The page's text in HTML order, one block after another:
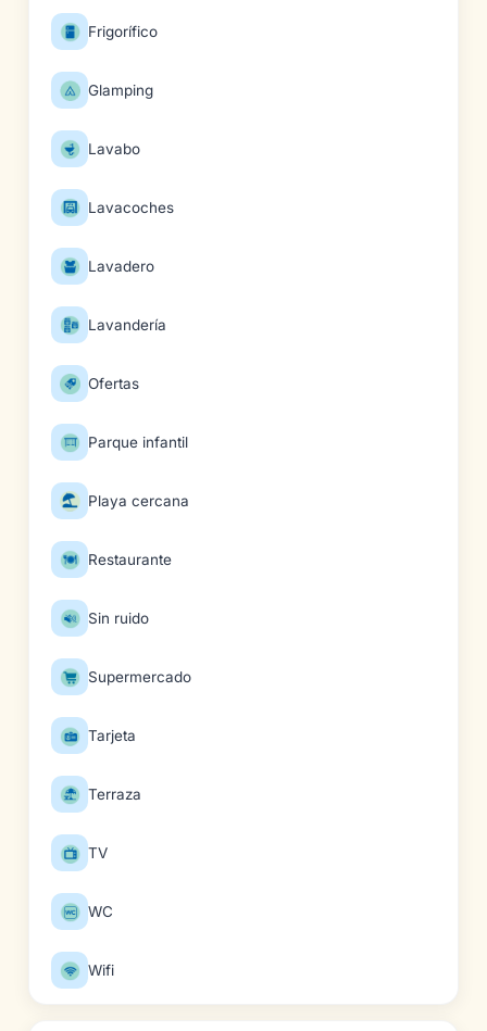
Frigorífico
Glamping
Lavabo
Lavacoches
Lavadero
Lavandería
Ofertas
Parque infantil
Playa cercana
Restaurante
Sin ruido
Supermercado
Tarjeta
Terraza
TV
WC
Wifi